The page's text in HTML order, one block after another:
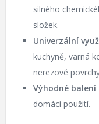
silného
složek.
Univerzální
kuchyně, varná
nerezové
Výhodné balení
domácí použití.